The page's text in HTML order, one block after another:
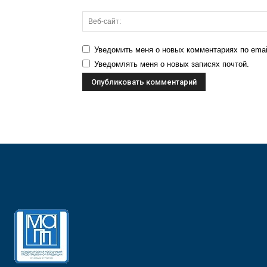
Уведомить меня о новых комментариях по
Уведомлять меня о новых записях почтой.